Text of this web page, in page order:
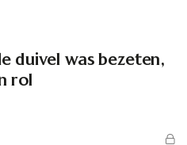
duivel was bezeten,
rol